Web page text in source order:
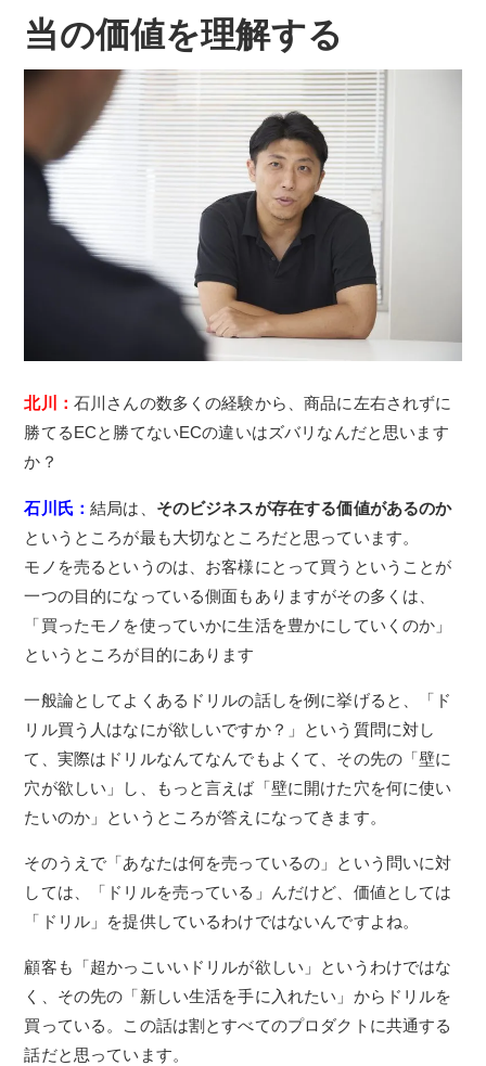
当の価値を理解する
北川： 石川さんの数多くの経験から、商品に左右されずに
勝てるECと勝てないECの違いはズバリなんだと思います
か？
石川氏：結局は、 そのビジネスが存在する価値があるのか
というところが最も大切なところだと思っています。
モノを売るというのは、お客様にとって買うということが
一つの目的になっている側面もありますがその多くは、
「買ったモノを使っていかに生活を豊かにしていくのか」
というところが目的にあります
一般論としてよくあるドリルの話しを例に挙げると、「ド
リル買う人はなにが欲しいですか？」という質問に対し
て、実際はドリルなんてなんでもよくて、その先の「壁に
穴が欲しい」し、もっと言えば「壁に開けた穴を何に使い
たいのか」というところが答えになってきます。
そのうえで「あなたは何を売っているの」という問いに対
しては、「ドリルを売っている」んだけど、価値としては
「ドリル」を提供しているわけではないんですよね。
顧客も「超かっこいいドリルが欲しい」というわけではな
く、その先の「新しい生活を手に入れたい」からドリルを
買っている。この話は割とすべてのプロダクトに共通する
話だと思っています。